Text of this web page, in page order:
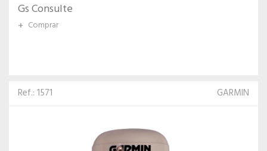
Gs Consulte
+ Comprar
Ref.: 1571 GARMIN